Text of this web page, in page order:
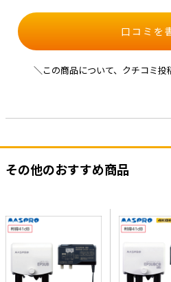
口コミを
＼この商品について、クチコミ
その他のおすすめ商品